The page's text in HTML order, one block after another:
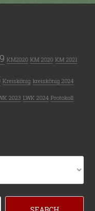
KM2020 KM 2020 KM 2021
Kreiskönig kreiskönig 2024
2023 LWK 2024 Protokoll